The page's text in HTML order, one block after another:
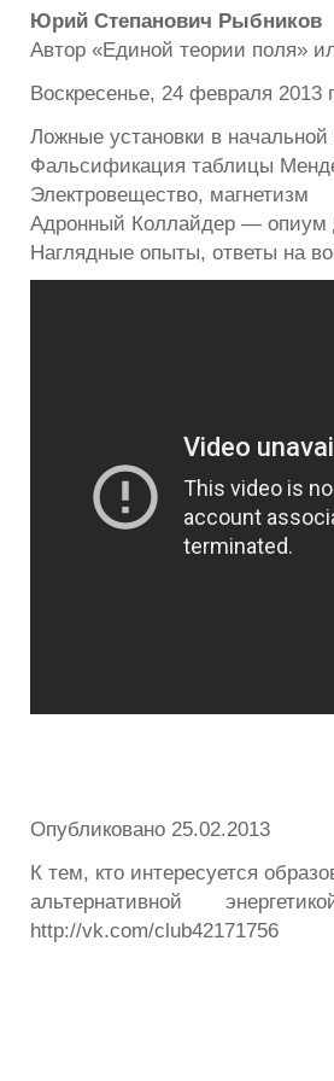
Юрий Степанович Рыбников
Автор «Единой теории поля»
Воскресенье, 24 февраля 2013
Ложные установки в
Фальсификация таблицы
Электровещество, магнетизм
Адронный Коллайдер — опиум
Наглядные опыты, ответы на
Опубликовано 25.02.2013
К тем, кто интересуется
альтернативной
http://vk.com/club42171756